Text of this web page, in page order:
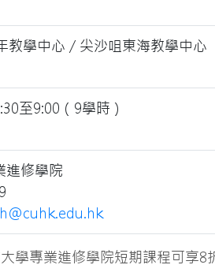
教學中心 / 尖沙咀東海教學中心
至9:00（9學時）
進修學院
學專業進修學院短期課程可享8